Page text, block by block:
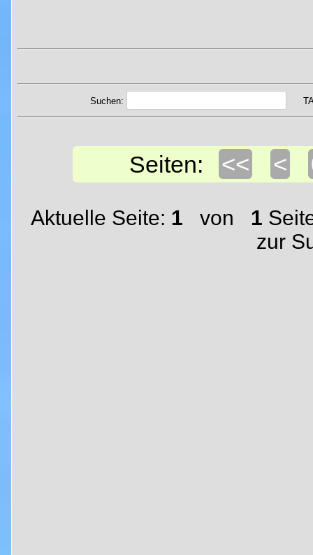
Suchen:
Seiten: << <
Aktuelle Seite: 1 von 1
zur